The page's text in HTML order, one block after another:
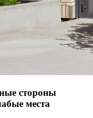
стороны
места